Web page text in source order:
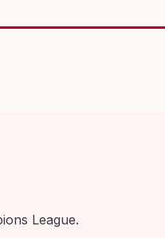
League.